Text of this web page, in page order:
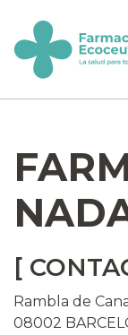
content
ecoceutics
[
Rambla de
08002